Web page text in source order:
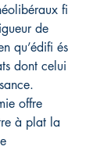
fi
de
qu’édifi és
dont celui
offre
à plat la